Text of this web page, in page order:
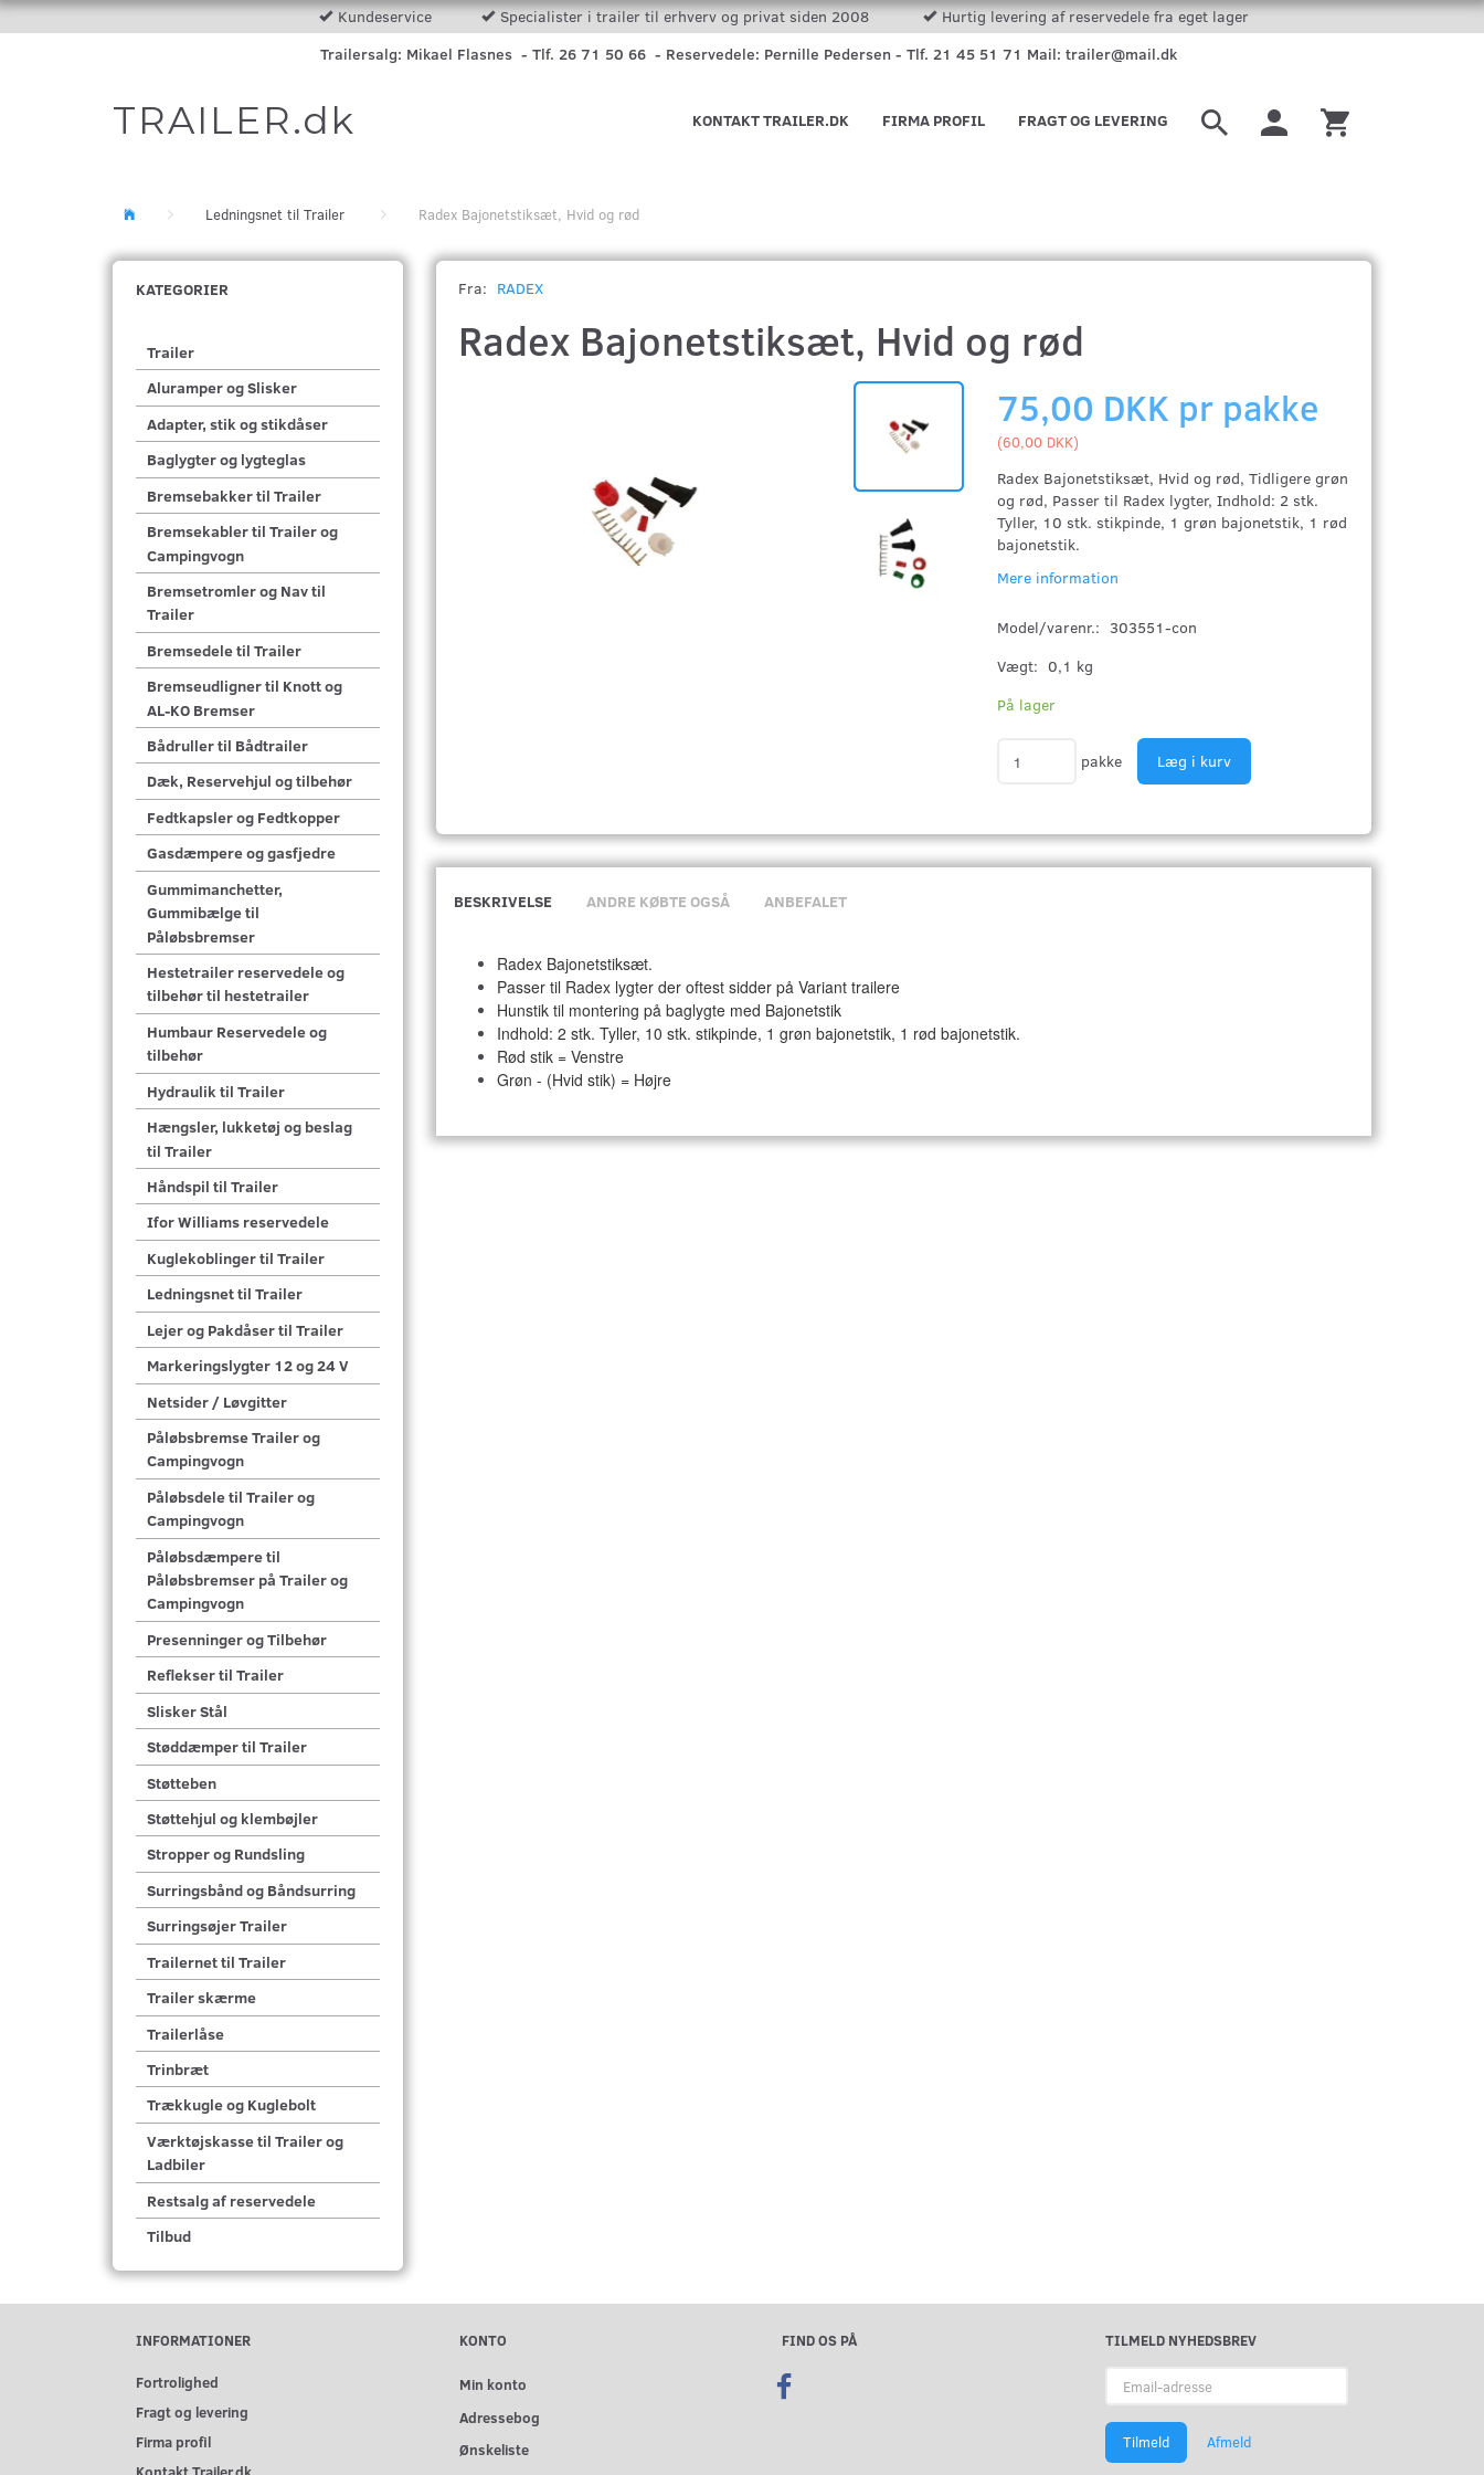
Kundeservice Specialister i trailer til erhverv og privat siden 2008
Hurtig levering af reservedele fra eget lager
Trailersalg: Mikael Flasnes - Tlf. 26 71 50 66 - Reservedele: Pernille Pedersen - Tlf. 21 45 51 71 Mail: trailer@mail.dk
TRAILER.dk FRAGT OG LEVERING
FIRMA PROFIL
KONTAKT TRAILER.DK
Ledningsnet til Trailer Radex Bajonetstiksæt, Hvid og rød
KATEGORIER
Trailer
Aluramper og Slisker
Adapter, stik og stikdåser
Baglygter og lygteglas
Bremsebakker til Trailer
Bremsekabler til Trailer og
Campingvogn
Bremsetromler og Nav til
Trailer
Bremsedele til Trailer
Bremseudligner til Knott og
AL-KO Bremser
Bådruller til Bådtrailer
Dæk, Reservehjul og tilbehør
Fedtkapsler og Fedtkopper
Gasdæmpere og gasfjedre
Gummimanchetter,
Gummibælge til
Påløbsbremser
Hestetrailer reservedele og
tilbehør til hestetrailer
Humbaur Reservedele og
tilbehør
Hydraulik til Trailer
Hængsler, lukketøj og beslag
til Trailer
Håndspil til Trailer
Ifor Williams reservedele
Kuglekoblinger til Trailer
Ledningsnet til Trailer
Lejer og Pakdåser til Trailer
Markeringslygter 12 og 24 V
Netsider / Løvgitter
Påløbsbremse Trailer og
Campingvogn
Påløbsdele til Trailer og
Campingvogn
Påløbsdæmpere til
Påløbsbremser på Trailer og
Campingvogn
Presenninger og Tilbehør
Reflekser til Trailer
Slisker Stål
Støddæmper til Trailer
Støtteben
Støttehjul og klembøjler
Stropper og Rundsling
Surringsbånd og Båndsurring
Surringsøjer Trailer
Trailernet til Trailer
Trailer skærme
Trailerlåse
Trinbræt
Trækkugle og Kuglebolt
Værktøjskasse til Trailer og
Ladbiler
Restsalg af reservedele
Tilbud
Fra: RADEX
Radex Bajonetstiksæt, Hvid og rød
75,00 DKK pr pakke
(60,00 DKK)
Radex Bajonetstiksæt, Hvid og rød, Tidligere grøn
og rød, Passer til Radex lygter, Indhold: 2 stk.
Tyller, 10 stk. stikpinde, 1 grøn bajonetstik, 1 rød
bajonetstik.
Mere information
Model/varenr.: 303551-con
Vægt: 0,1 kg
På lager
pakke Læg i kurv
BESKRIVELSE ANDRE KØBTE OGSÅ ANBEFALET
Radex Bajonetstiksæt.
Passer til Radex lygter der oftest sidder på Variant trailere
Hunstik til montering på baglygte med Bajonetstik
Indhold: 2 stk. Tyller, 10 stk. stikpinde, 1 grøn bajonetstik, 1 rød bajonetstik.
Rød stik = Venstre
Grøn - (Hvid stik) = Højre
INFORMATIONER
Fortrolighed
Fragt og levering
Firma profil
KONTO
Min konto
Adressebog
Ønskeliste
FIND OS PÅ
TILMELD NYHEDSBREV
adresse
Tilmeld Afmeld